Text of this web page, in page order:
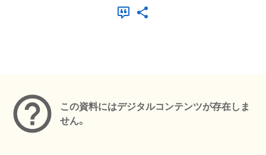
この資料にはデジタルコンテンツが存在しま
せん。